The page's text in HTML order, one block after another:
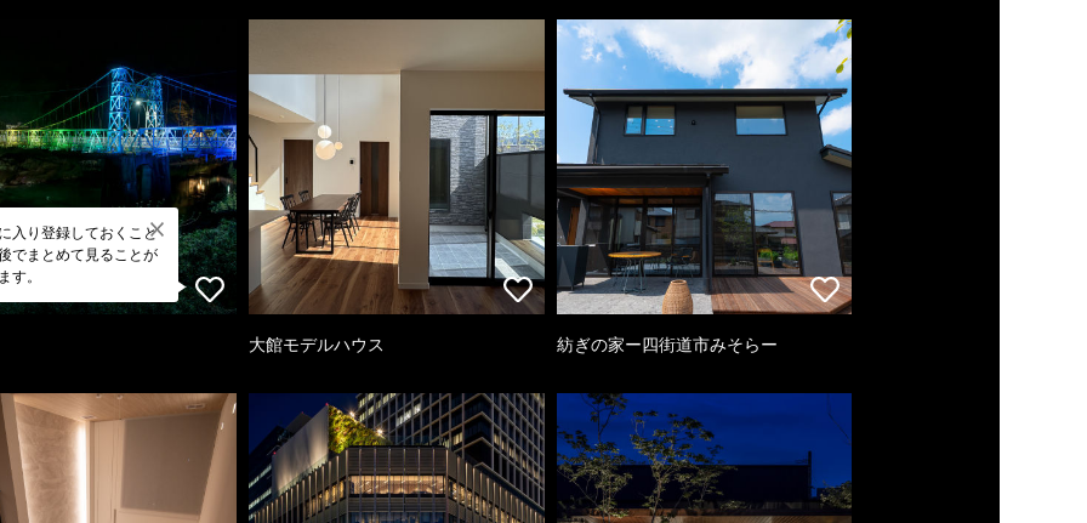
入り登録しておくこと
でまとめて見ることが
す。
大館モデルハウス 紡ぎの家ー四街道市みそらー